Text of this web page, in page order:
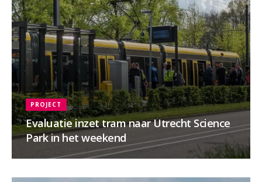
Evaluatie inzet tram naar Utrecht Science
Park in het weekend
PROJECT